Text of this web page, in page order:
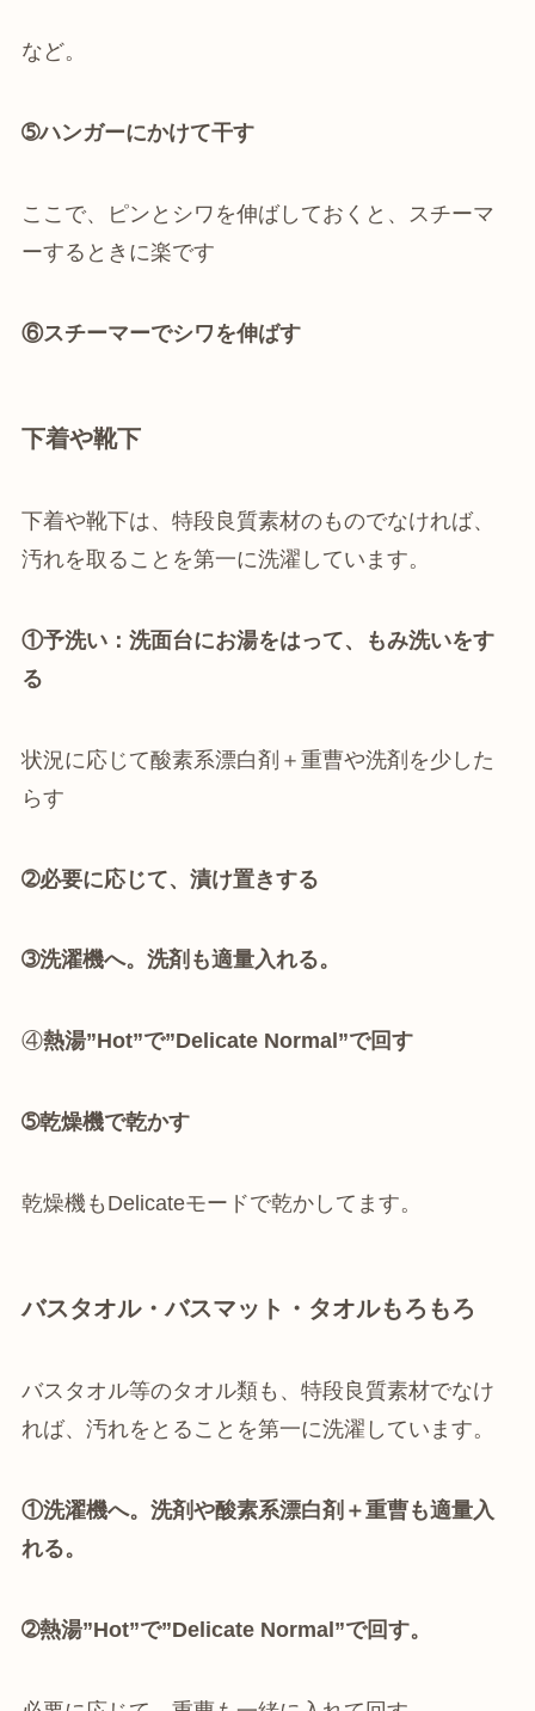
など。
➄ハンガーにかけて干す
ここで、ピンとシワを伸ばしておくと、スチーマ
ーするときに楽です
⑥スチーマーでシワを伸ばす
下着や靴下
下着や靴下は、特段良質素材のものでなければ、
汚れを取ることを第一に洗濯しています。
①予洗い：洗面台にお湯をはって、もみ洗いをす
る
状況に応じて酸素系漂白剤＋重曹や洗剤を少した
らす
➁必要に応じて、漬け置きする
➂洗濯機へ。 洗剤も適量入れる。
④熱湯”Hot”で”Delicate Normal”で回す
➄乾燥機で乾かす
乾燥機もDelicateモードで乾かしてます。
バスタオル・バスマット・タオルもろもろ
バスタオル等のタオル類も、特段良質素材でなけ
れば、汚れをとることを第一に洗濯しています。
①洗濯機へ。 洗剤や酸素系漂白剤＋重曹も適量入
れる。
➁熱湯”Hot”で”Delicate Normal”で回す。